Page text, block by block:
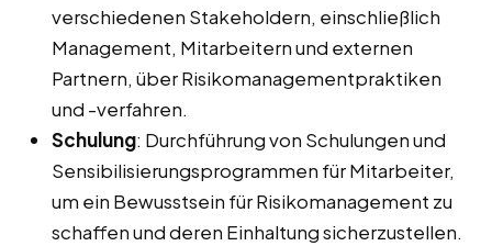
verschiedenen Stakeholdern, einschließlich
Management, Mitarbeitern und externen
Partnern, über Risikomanagementpraktiken
und -verfahren.
Schulung: Durchführung von Schulungen und
Sensibilisierungsprogrammen für Mitarbeiter,
um ein Bewusstsein für Risikomanagement zu
schaffen und deren Einhaltung sicherzustellen.